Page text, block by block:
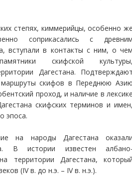
степях, киммерийцы, особенно
соприкасались с
вступали в контакты с ним, о
скифской
Дагестана.
скифов в Переднюю
проход, и наличие в
скифских терминов и
эпоса.
на народы Дагестана
В истории известен
территории Дагестана,
(IV в. до н.э. – IV в. н.э.).